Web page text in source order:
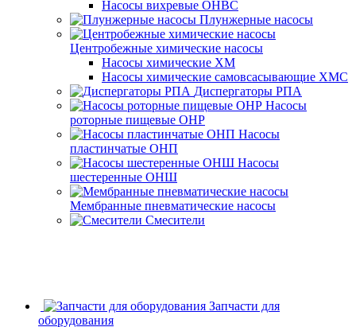
Насосы вихревые ОНВС
Плунжерные насосы
Центробежные химические насосы
Насосы химические ХМ
Насосы химические самовсасывающие ХМС
Диспергаторы РПА
Насосы
роторные пищевые ОНР
Насосы
пластинчатые ОНП
Насосы
шестеренные ОНШ
Мембранные пневматические насосы
Смесители
Запчасти для
оборудования